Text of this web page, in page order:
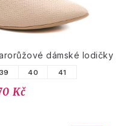
dámské lodičky
39 40 41
Kč